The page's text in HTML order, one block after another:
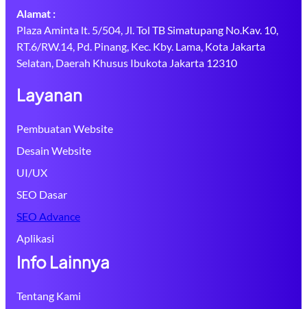
Alamat :
Plaza Aminta lt. 5/504, Jl. Tol TB Simatupang No.Kav. 10,
RT.6/RW.14, Pd. Pinang, Kec. Kby. Lama, Kota Jakarta
Selatan, Daerah Khusus Ibukota Jakarta 12310
Layanan
Pembuatan Website
Desain Website
UI/UX
SEO Dasar
SEO Advance
Aplikasi
Info Lainnya
Tentang Kami